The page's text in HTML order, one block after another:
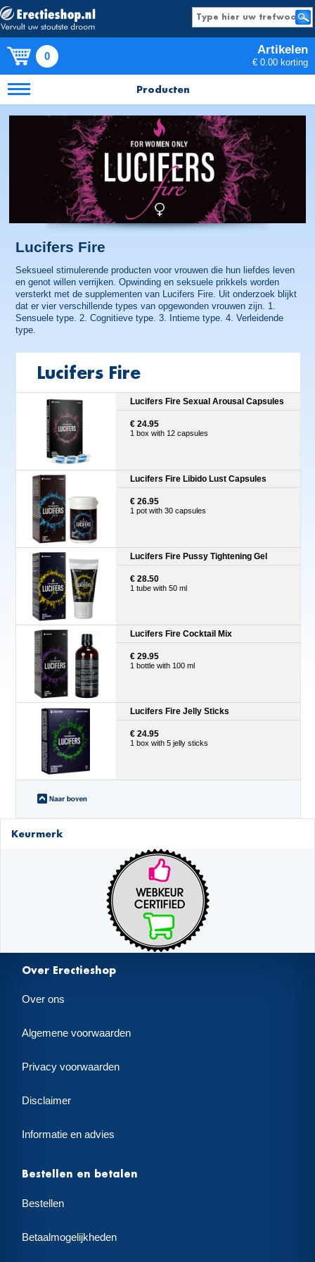
0 Artikelen
€ 0.00 korting
Producten
Lucifers Fire
Seksueel stimulerende producten voor vrouwen die hun liefdes leven
en genot willen verrijken. Opwinding en seksuele prikkels worden
versterkt met de supplementen van Lucifers Fire. Uit onderzoek blijkt
dat er vier verschillende types van opgewonden vrouwen zijn. 1.
Sensuele type. 2. Cognitieve type. 3. Intieme type. 4. Verleidende
type.
Lucifers Fire
Lucifers Fire Sexual Arousal Capsules
€ 24.95
1 box with 12 capsules
Lucifers Fire Libido Lust Capsules
€ 26.95
1 pot with 30 capsules
Lucifers Fire Pussy Tightening Gel
€ 28.50
1 tube with 50 ml
Lucifers Fire Cocktail Mix
€ 29.95
1 bottle with 100 ml
Lucifers Fire Jelly Sticks
€ 24.95
1 box with 5 jelly sticks
Keurmerk
Over Erectieshop
Over ons
Algemene voorwaarden
Privacy voorwaarden
Disclaimer
Informatie en advies
Bestellen en betalen
Bestellen
Betaalmogelijkheden